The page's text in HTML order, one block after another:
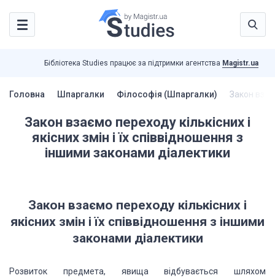
Бібліотека Studies працює за підтримки агентства Magistr.ua
Головна Шпаргалки Філософія (Шпаргалки) Закон
Закон взаємо переходу кількісних і
якісних змін і їх співвідношення з
іншими законами діалектики
Закон взаємо переходу кількісних і
якісних змін і їх співвідношення з іншими
законами діалектики
Розвиток предмета, явища відбувається шляхом